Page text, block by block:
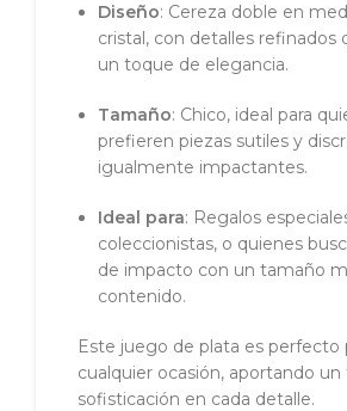
Diseño: Cereza doble en
cristal, con detalles refinados
un toque de elegancia.
Tamaño: Chico, ideal para
prefieren piezas sutiles y
igualmente impactantes.
Ideal para: Regalos
coleccionistas, o quienes
de impacto con un tamaño
contenido.
Este juego de plata es perfecto
cualquier ocasión, aportando
sofisticación en cada detalle.